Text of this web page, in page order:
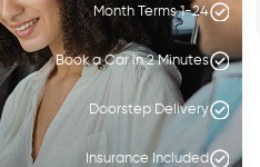
1-24 Month Terms
Book a Car in 2 Minutes
Doorstep Delivery
Insurance Included